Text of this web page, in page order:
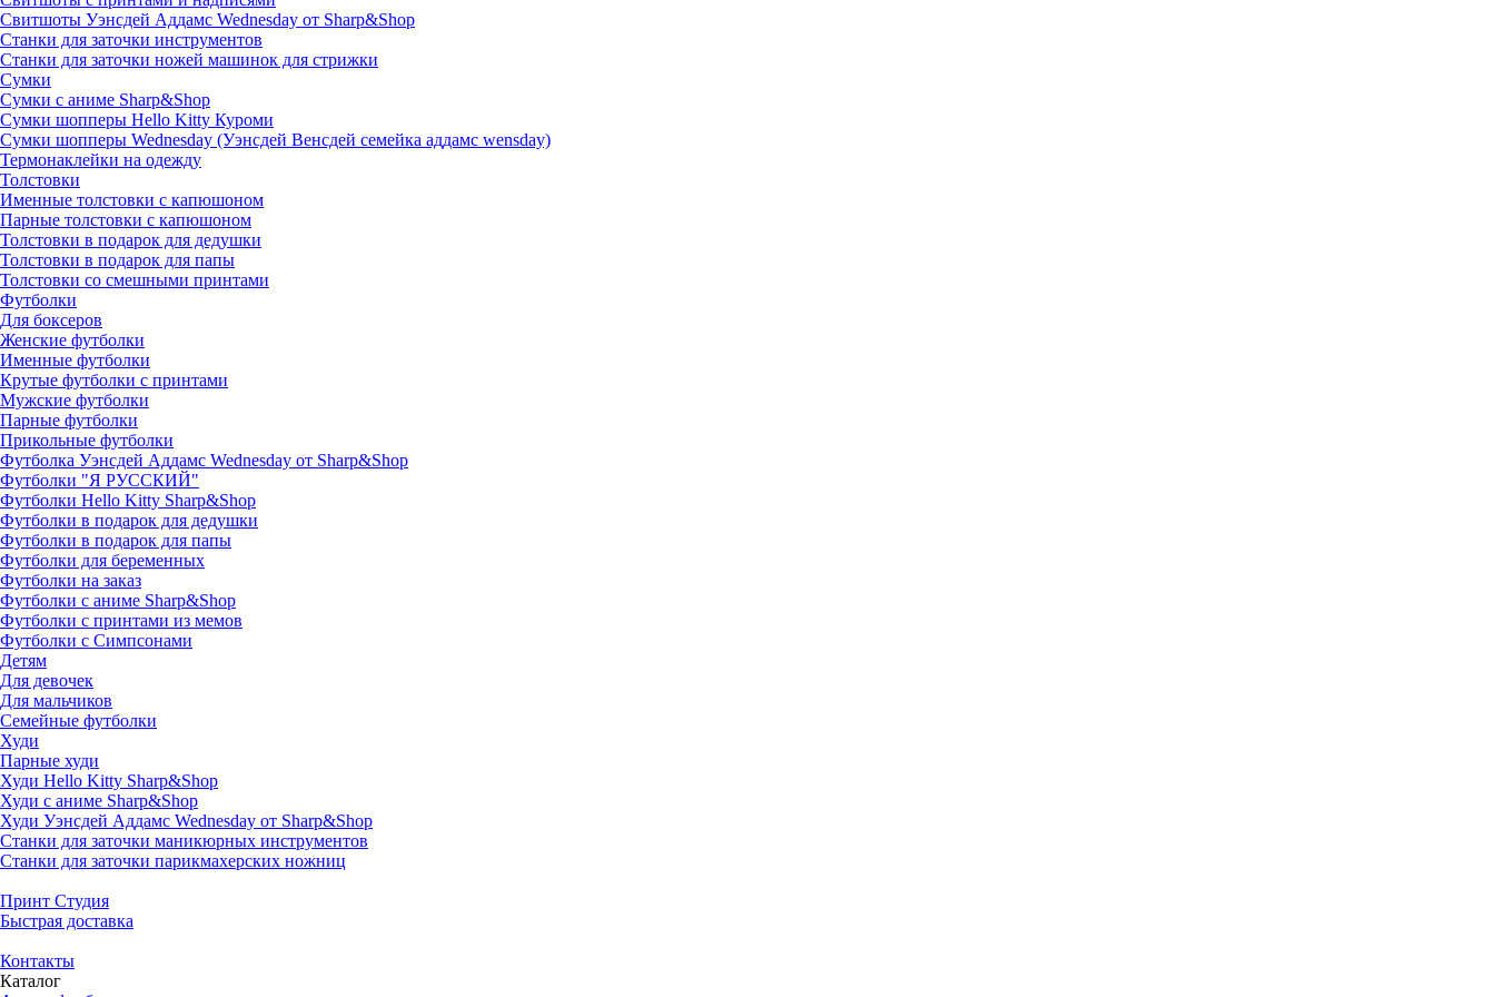
Свитшоты Уэнсдей Аддамс Wednesday от Sharp&Shop
Станки для заточки инструментов
Станки для заточки ножей машинок для стрижки
Сумки
Сумки с аниме Sharp&Shop
Сумки шопперы Hello Kitty Куроми
Сумки шопперы Wednesday (Уэнсдей Венсдей семейка аддамс wensday)
Термонаклейки на одежду
Толстовки
Именные толстовки с капюшоном
Парные толстовки с капюшоном
Толстовки в подарок для дедушки
Толстовки в подарок для папы
Толстовки со смешными принтами
Футболки
Для боксеров
Женские футболки
Именные футболки
Крутые футболки с принтами
Мужские футболки
Парные футболки
Прикольные футболки
Футболка Уэнсдей Аддамс Wednesday от Sharp&Shop
Футболки "Я РУССКИЙ"
Футболки Hello Kitty Sharp&Shop
Футболки в подарок для дедушки
Футболки в подарок для папы
Футболки для беременных
Футболки на заказ
Футболки с аниме Sharp&Shop
Футболки с принтами из мемов
Футболки с Симпсонами
Детям
Для девочек
Для мальчиков
Семейные футболки
Худи
Парные худи
Худи Hello Kitty Sharp&Shop
Худи с аниме Sharp&Shop
Худи Уэнсдей Аддамс Wednesday от Sharp&Shop
Станки для заточки маникюрных инструментов
Станки для заточки парикмахерских ножниц
Принт Студия
Быстрая доставка
Контакты
Каталог